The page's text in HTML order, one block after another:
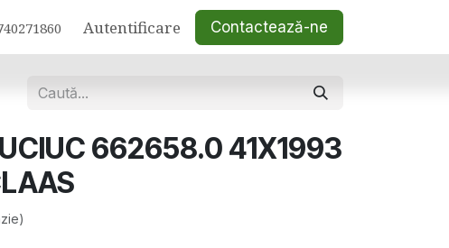
Autentificare Contactează-ne
662658.0 41X1993